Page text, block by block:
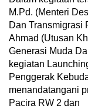
M.Pd. (Menteri
Dan Transmigrasi
Ahmad (Utusan
Generasi Muda
kegiatan
Penggerak
menandatangani
Pacira RW 2 dan